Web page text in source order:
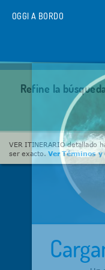
OGGI A BORDO
Refine la
VER ITINERARIO detallado
ser exacto. Ver Términos y